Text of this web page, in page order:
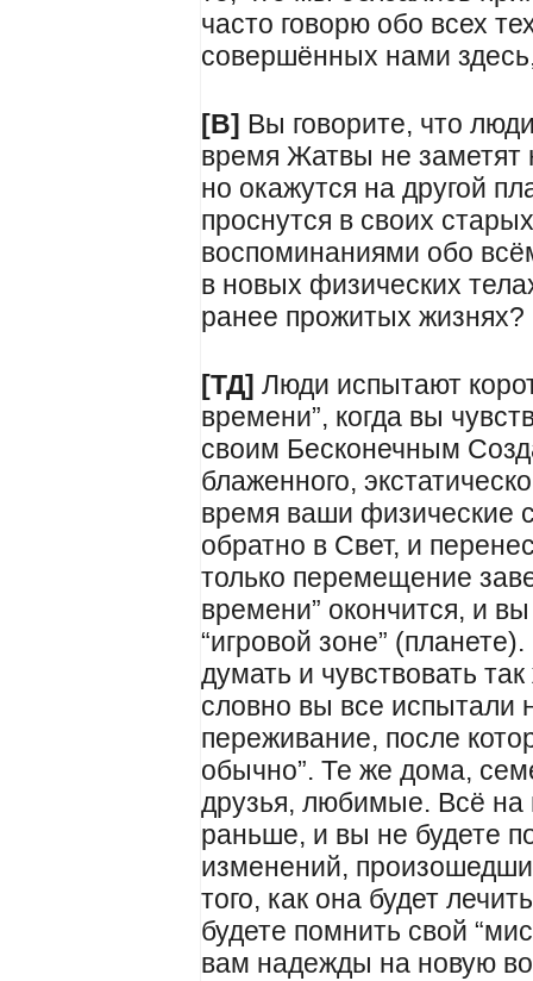
часто говорю обо всех
совершённых нами
[В] Вы говорите, что
время Жатвы не заметят
но окажутся на другой
проснутся в своих
воспоминаниями обо
в новых физических
ранее прожитых жизнях?
[ТД] Люди испытают
времени”, когда вы
своим Бесконечным
блаженного,
время ваши физические
обратно в Свет, и
только перемещение
времени” окончится, и
“игровой зоне”
думать и чувствовать
словно вы все испытали
переживание, после
обычно”. Те же дома,
друзья, любимые. Всё на
раньше, и вы не будете
изменений,
того, как она будет
будете помнить свой
вам надежды на новую